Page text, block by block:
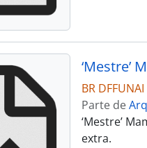
‘Mestre’
BR
Parte de
‘Mestre’
extra.